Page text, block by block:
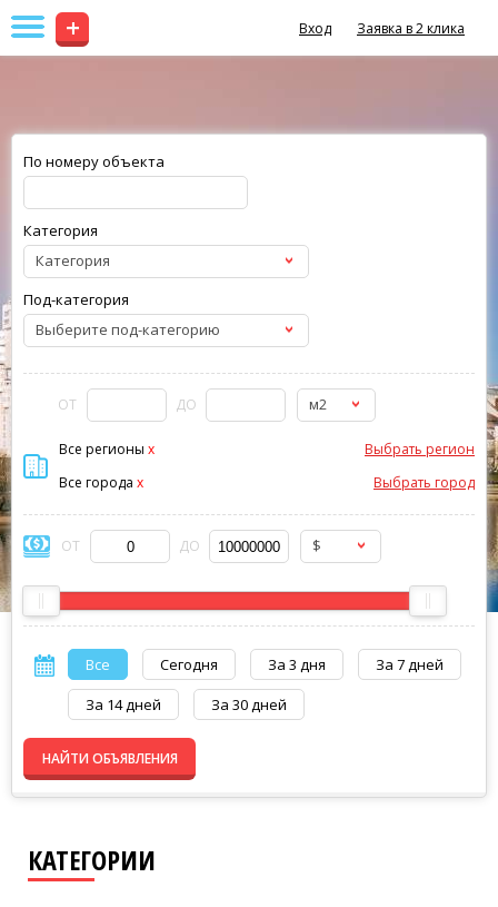
+ Вход Заявка в 2 клика
Категория
Категория
Под-категория
Выберите под-категорию
По номеру объекта
ОТ ДО м2
Все регионы Выбрать регион
x
Все города
Выбрать город
x
ОТ ДО $
Все Сегодня За 3 дня
За 7 дней
За 14 дней
За 30 дней
НАЙТИ ОБЪЯВЛЕНИЯ
КАТЕГОРИИ